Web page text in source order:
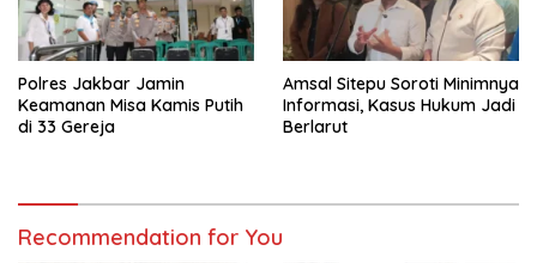
Polres Jakbar Jamin
Keamanan Misa Kamis Putih
di 33 Gereja
Amsal Sitepu Soroti Minimnya
Informasi, Kasus Hukum Jadi
Berlarut
Recommendation for You